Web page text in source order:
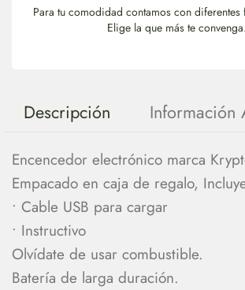
Para tu comodidad contamos con diferentes
Elige la que más te convenga.
Descripción Información
Encencedor electrónico marca
Empacado en caja de regalo,
• Cable USB para cargar
• Instructivo
Olvídate de usar combustible.
Batería de larga duración.